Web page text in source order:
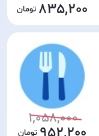
835,200
1,058,000